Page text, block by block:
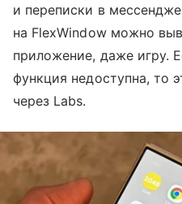
и переписки в
на FlexWindow можно
приложение, даже игру.
функция недоступна, то
через Labs.